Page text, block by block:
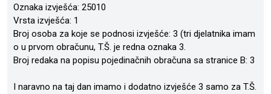
Oznaka izvješća: 25010
Vrsta izvješća: 1
Broj osoba za koje se podnosi izvješće: 3 (tri djelatnika imam
o u prvom obračunu, T.Š. je redna oznaka 3.
Broj redaka na popisu pojedinačnih obračuna sa stranice B: 3
I naravno na taj dan imamo i dodatno izvješće 3 samo za T.Š.